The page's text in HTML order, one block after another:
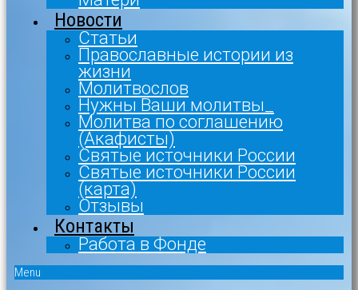
Новости
Статьи
Православные истории из
жизни
Молитвослов
Нужны Ваши молитвы_
Молитва по соглашению
(Акафисты)
Святые источники России
Святые источники России
(карта)
Отзывы
Контакты
Работа в Фонде
Menu